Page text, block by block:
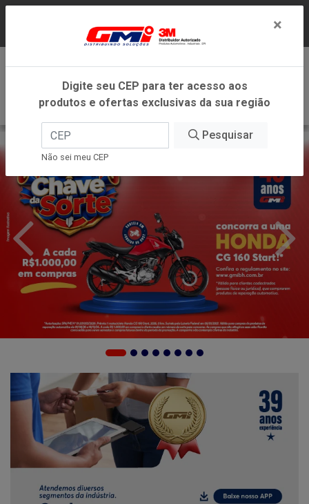
DENTRO DO ESTADO DE MINAS GERAIS.
×
Digite seu CEP para ter acesso aos
produtos e ofertas exclusivas da sua região
Pesquisar
Não sei meu CEP